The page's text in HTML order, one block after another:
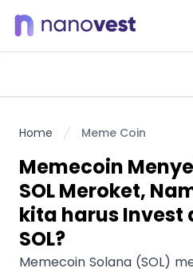
Home Meme Coin
Memecoin
SOL Meroket,
kita harus Invest
SOL?
Memecoin Solana (SOL)